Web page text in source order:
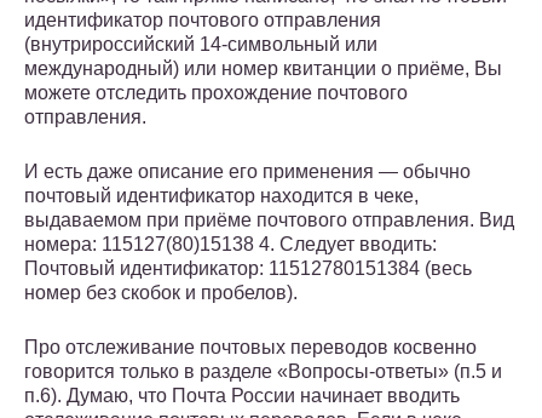
идентификатор почтового отправления
(внутрироссийский 14-символьный или
международный) или номер квитанции о приёме, Вы
можете отследить прохождение почтового
отправления.
И есть даже описание его применения — обычно
почтовый идентификатор находится в чеке,
выдаваемом при приёме почтового отправления. Вид
номера: 115127(80)15138 4. Следует вводить:
Почтовый идентификатор: 11512780151384 (весь
номер без скобок и пробелов).
Про отслеживание почтовых переводов косвенно
говорится только в разделе «Вопросы-ответы» (п.5 и
п.6). Думаю, что Почта России начинает вводить